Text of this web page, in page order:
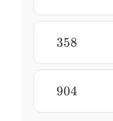
358
358
904
904